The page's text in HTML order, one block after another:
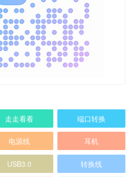
走走看看 端口转换
电源线 耳机
USB3.0 转换线